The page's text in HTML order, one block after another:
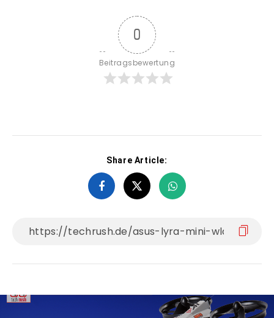
0
Beitragsbewertung
Share Article: